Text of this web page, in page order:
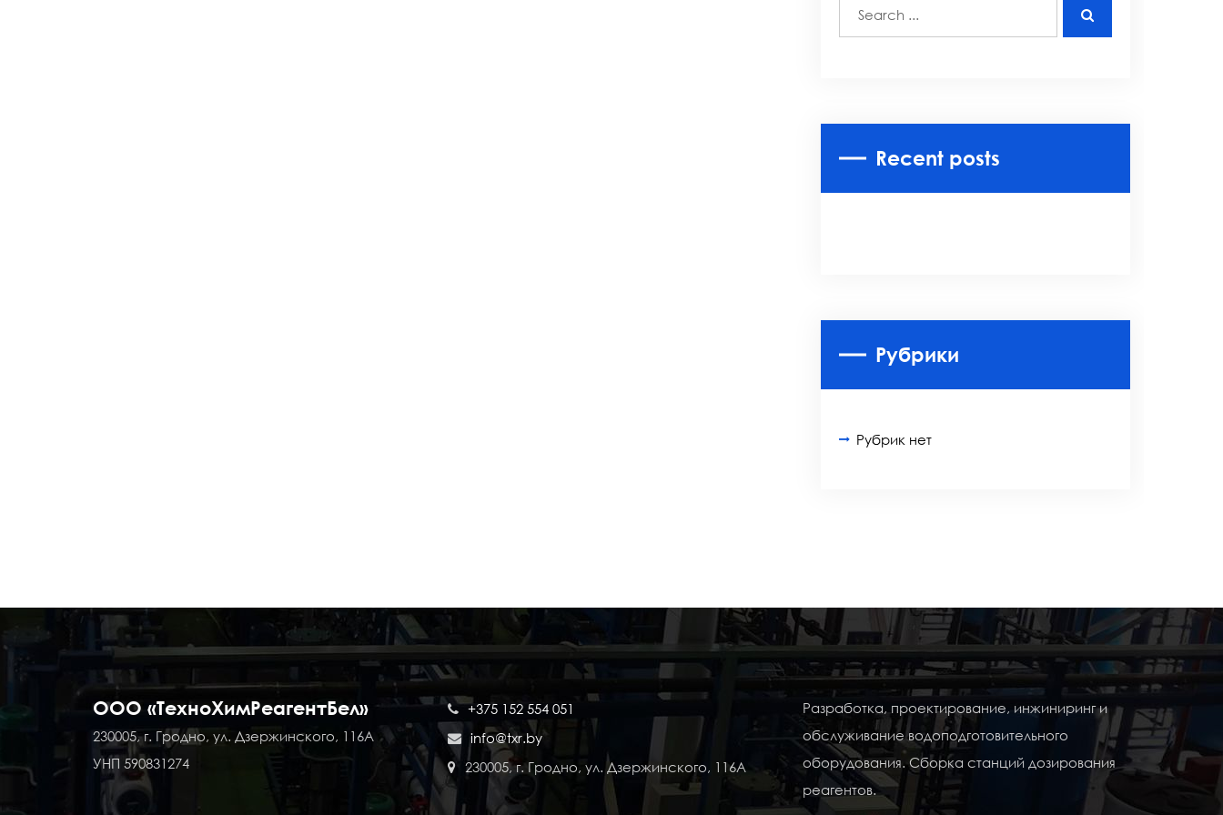
Recent posts
Рубрики
Рубрик нет
ООО «ТехноХимРеагентБел»
230005, г. Гродно, ул. Дзержинского, 116А
УНП 590831274
+375 152 554 051
info@txr.by
230005, г. Гродно, ул. Дзержинского, 116А
Разработка, проектирование, инжиниринг и
обслуживание водоподготовительного
оборудования. Сборка станций дозирования
реагентов.